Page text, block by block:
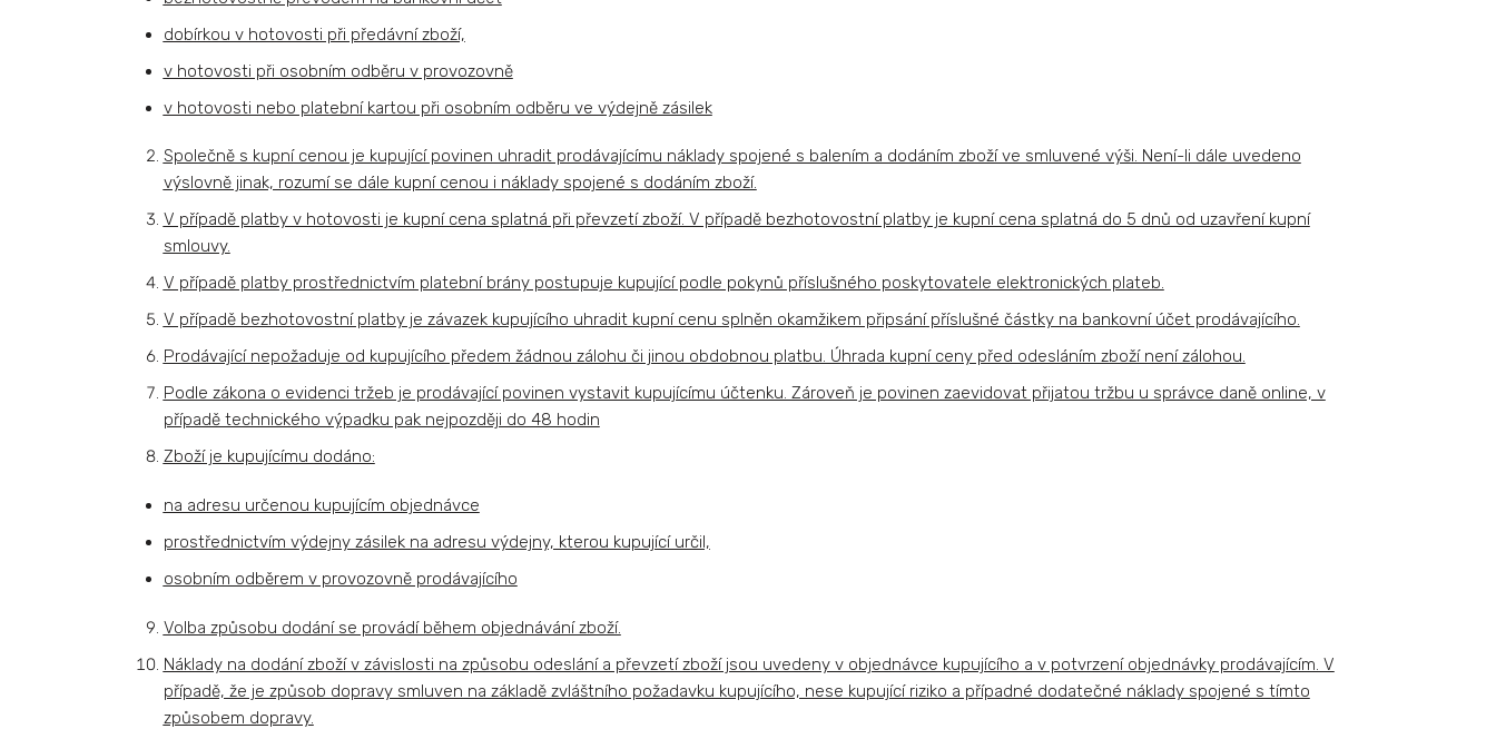
dobírkou v hotovosti při předávní zboží,
v hotovosti při osobním odběru v provozovně
v hotovosti nebo platební kartou při osobním odběru ve výdejně zásilek
Společně s kupní cenou je kupující povinen uhradit prodávajícímu náklady spojené s balením a dodáním zboží ve smluvené výši. Není-li dále uvedeno
výslovně jinak, rozumí se dále kupní cenou i náklady spojené s dodáním zboží.
V případě platby v hotovosti je kupní cena splatná při převzetí zboží. V případě bezhotovostní platby je kupní cena splatná do 5 dnů od uzavření kupní
smlouvy.
V případě platby prostřednictvím platební brány postupuje kupující podle pokynů příslušného poskytovatele elektronických plateb.
V případě bezhotovostní platby je závazek kupujícího uhradit kupní cenu splněn okamžikem připsání příslušné částky na bankovní účet prodávajícího.
Prodávající nepožaduje od kupujícího předem žádnou zálohu či jinou obdobnou platbu. Úhrada kupní ceny před odesláním zboží není zálohou.
Podle zákona o evidenci tržeb je prodávající povinen vystavit kupujícímu účtenku. Zároveň je povinen zaevidovat přijatou tržbu u správce daně online, v
případě technického výpadku pak nejpozději do 48 hodin
Zboží je kupujícímu dodáno:
na adresu určenou kupujícím objednávce
prostřednictvím výdejny zásilek na adresu výdejny, kterou kupující určil,
osobním odběrem v provozovně prodávajícího
Volba způsobu dodání se provádí během objednávání zboží.
Náklady na dodání zboží v závislosti na způsobu odeslání a převzetí zboží jsou uvedeny v objednávce kupujícího a v potvrzení objednávky prodávajícím. V
případě, že je způsob dopravy smluven na základě zvláštního požadavku kupujícího, nese kupující riziko a případné dodatečné náklady spojené s tímto
způsobem dopravy.